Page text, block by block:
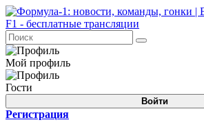
Мой профиль
Гости
Войти
Регистрация